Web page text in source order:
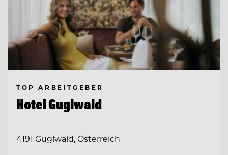
TOP ARBEITGEBER
Hotel Guglwald
4191 Guglwald, Österreich